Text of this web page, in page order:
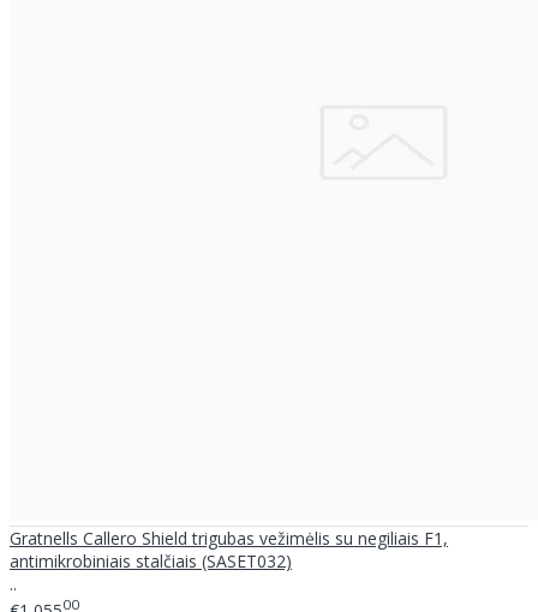
Gratnells Callero Shield trigubas vežimėlis su negiliais F1,
antimikrobiniais stalčiais (SASET032)
..
00